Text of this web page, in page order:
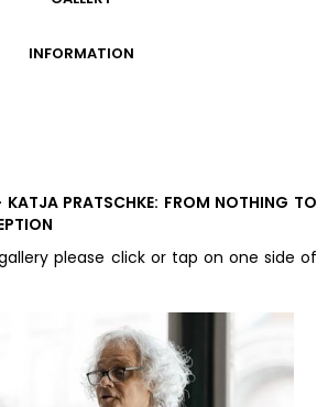
INFORMATION
PRATSCHKE: FROM NOTHING TO
please click or tap on one side of